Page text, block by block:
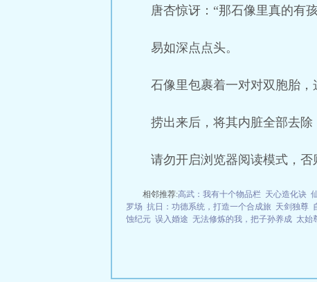
唐杏惊讶：“那石像里真的有
易如深点点头。
石像里包裹着一对对双胞胎
捞出来后，将其内脏全部去除
请勿开启浏览器阅读模式，否
相邻推荐:高武：我有十个物品栏 天心造化诀
罗场 抗日：功德系统，打造一个合成旅 天剑独尊
蚀纪元 误入婚途 无法修炼的我，把子孙养成 太始